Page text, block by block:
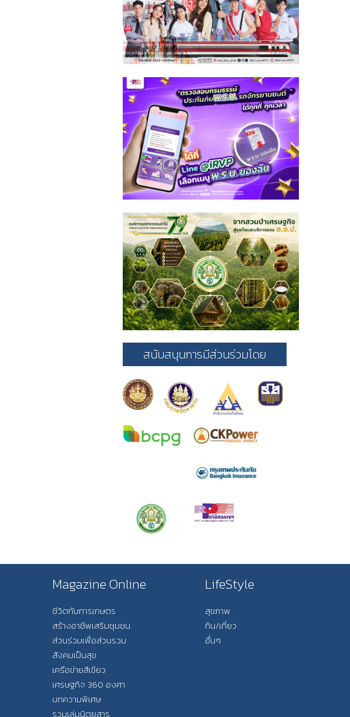
สนับสนุนการมีส่วนร่วมโดย
Magazine Online
ชีวิตกับการเกษตร
สร้างอาชีพเสริมชุมชน
ส่วนร่วมเพื่อส่วนรวม
สังคมเป็นสุข
เครือข่ายสีเขียว
เศรษฐกิจ 360 องศา
บทความพิเศษ
รวมเล่มนิตยสาร
LifeStyle
สุขภาพ
กิน/เที่ยว
อื่นๆ